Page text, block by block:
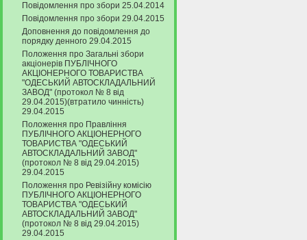
Повідомлення про збори 25.04.2014
Повідомлення про збори 29.04.2015
Доповнення до повідомлення до
порядку денного 29.04.2015
Положення про Загальні збори
акціонерів ПУБЛІЧНОГО
АКЦІОНЕРНОГО ТОВАРИСТВА
"ОДЕСЬКИЙ АВТОСКЛАДАЛЬНИЙ
ЗАВОД" (протокол № 8 від
29.04.2015)(втратило чинність)
29.04.2015
Положення про Правління
ПУБЛІЧНОГО АКЦІОНЕРНОГО
ТОВАРИСТВА "ОДЕСЬКИЙ
АВТОСКЛАДАЛЬНИЙ ЗАВОД"
(протокол № 8 від 29.04.2015)
29.04.2015
Положення про Ревізійну комісію
ПУБЛІЧНОГО АКЦІОНЕРНОГО
ТОВАРИСТВА "ОДЕСЬКИЙ
АВТОСКЛАДАЛЬНИЙ ЗАВОД"
(протокол № 8 від 29.04.2015)
29.04.2015